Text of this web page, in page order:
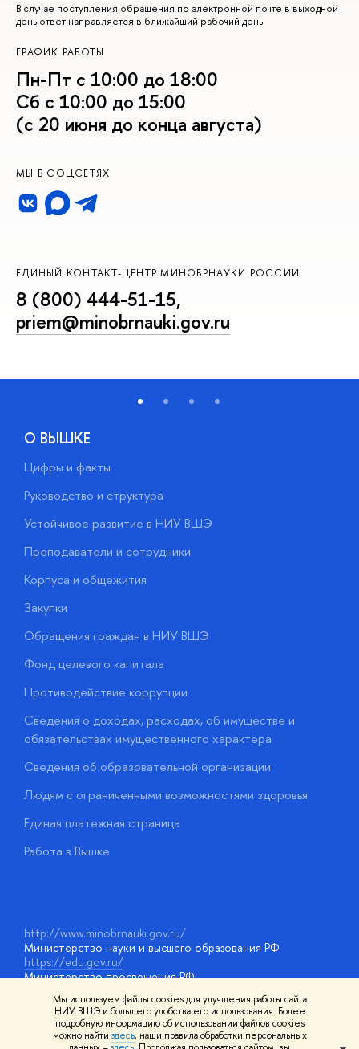
Мы используем файлы cookies для улучшения работы сайта
НИУ ВШЭ и большего удобства его использования. Более
подробную информацию об использовании файлов cookies
можно найти здесь, наши правила обработки персональных
В случае поступления обращения по электронной почте в выходной
день ответ направляется в ближайший рабочий день
ГРАФИК РАБОТЫ
Пн-Пт с 10:00 до 18:00
Сб с 10:00 до 15:00
(с 20 июня до конца августа)
МЫ В СОЦСЕТЯХ
ЕДИНЫЙ КОНТАКТ-ЦЕНТР МИНОБРНАУКИ РОССИИ
8 (800) 444-51-15,
priem@minobrnauki.gov.ru
О ВЫШКЕ
Цифры и факты
Руководство и структура
Устойчивое развитие в НИУ ВШЭ
Преподаватели и сотрудники
Корпуса и общежития
Закупки
Обращения граждан в НИУ ВШЭ
Фонд целевого капитала
Противодействие коррупции
Сведения о доходах, расходах, об имуществе и
обязательствах имущественного характера
Сведения об образовательной организации
Людям с ограниченными возможностями здоровья
Единая платежная страница
Работа в Вышке
http://www.minobrnauki.gov.ru/
Министерство науки и высшего образования РФ
https://edu.gov.ru/
Министерство просвещения РФ
Массовые открытые онлайн-курсы